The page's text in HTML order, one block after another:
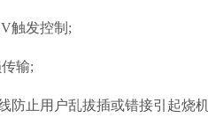
触发控制;
输;
止用户乱拔插或错接引起烧